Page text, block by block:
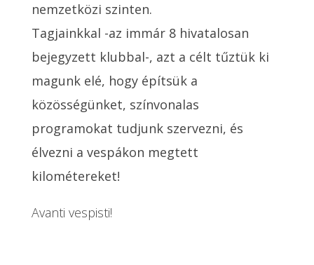
nemzetközi szinten.
Tagjainkkal -az immár 8 hivatalosan
bejegyzett klubbal-, azt a célt tűztük ki
magunk elé, hogy építsük a
közösségünket, színvonalas
programokat tudjunk szervezni, és
élvezni a vespákon megtett
kilométereket!
Avanti vespisti!